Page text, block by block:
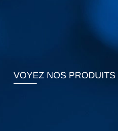
VOYEZ NOS PRODUITS